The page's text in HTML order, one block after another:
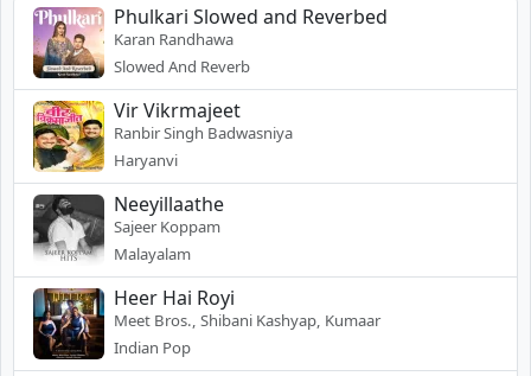
Phulkari Slowed and Reverbed
Karan Randhawa
Slowed And Reverb
Vir Vikrmajeet
Ranbir Singh Badwasniya
Haryanvi
Neeyillaathe
Sajeer Koppam
Malayalam
Heer Hai Royi
Meet Bros., Shibani Kashyap, Kumaar
Indian Pop